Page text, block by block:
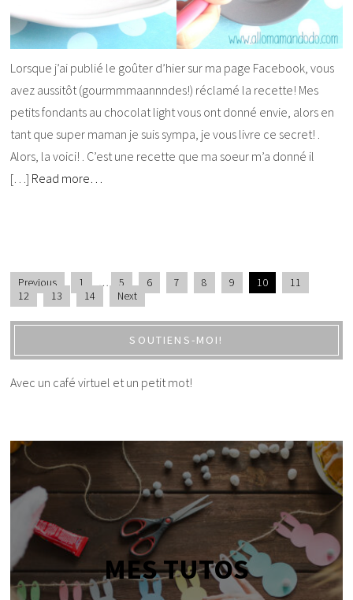
Lorsque j’ai publié le goûter d’hier sur ma page Facebook, vous
avez aussitôt (gourmmmaannndes!) réclamé la recette! Mes
petits fondants au chocolat light vous ont donné envie, alors en
tant que super maman je suis sympa, je vous livre ce secret! .
Alors, la voici! . C’est une recette que ma soeur m’a donné il
[…] Read more…
Previous 1 … 5 6 7 8 9 10
11
12
13 14 Next
SOUTIENS-MOI!
Avec un café virtuel et un petit mot!
MES TUTOS